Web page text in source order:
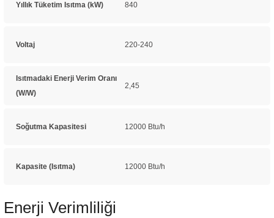
Yıllık Tüketim Isıtma (kW) 840
Voltaj 220-240
Isıtmadaki Enerji Verim Oranı
(W/W)
2,45
Soğutma Kapasitesi 12000 Btu/h
Kapasite (Isıtma) 12000 Btu/h
Enerji Verimliliği